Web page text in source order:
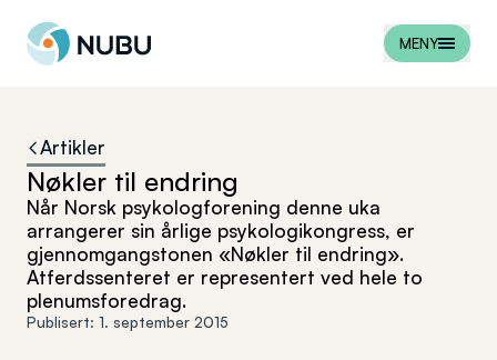
Til forsiden
MENY
Artikler
Nøkler til endring
Når Norsk psykologforening denne uka
arrangerer sin årlige psykologikongress, er
gjennomgangstonen «Nøkler til endring».
Atferdssenteret er representert ved hele to
plenumsforedrag.
Publisert: 1. september 2015